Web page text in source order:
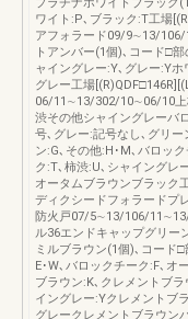
ワイト:P､ブラック:T工場
アフォラード09/9∼13/
トアンバー(1個)､コード□
ャイングレー:Y､グレー:Y
グレー工場
06/11∼13/302/10∼06/10上
渋その他シャイングレーバ
号､グレー:記号なし､グリ
ン:G､その他:H･M､バロッ
ク:T､柿渋:U､シャイングレ
オータムブラウンブラック
ディクシードフォラードプ
防火戸07/5∼13/106/
ル36エンドキャップグリー
ミルブラウン(1個)､コード
E･W､バロックチーク:F､オ
ブラウン:K､クレメントブ
イングレー:Yクレメントブ
グレークレメントブラウン